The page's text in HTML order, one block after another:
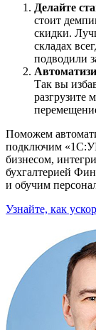
Делайте
стоит
скидки.
складах
подводили
Так вы
разгрузите
Поможем
подключим
бизнесом,
бухгалтерией
и обучим
Узнайте, как